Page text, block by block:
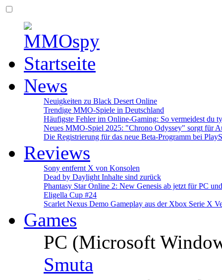
News
Neuigkeiten zu Black Desert Online
Trendige MMO-Spiele in Deutschland
Häufigste Fehler im Online-Gaming: So vermeidest du
Neues MMO-Spiel 2025: "Chrono Odyssey" sorgt für
Die Registrierung für das neue Beta-Programm bei
Reviews
Sony entfernt X von Konsolen
Dead by Daylight Inhalte sind zurück
Phantasy Star Online 2: New Genesis ab jetzt für PC
Eligella Cup #24
Scarlet Nexus Demo Gameplay aus der Xbox Serie X
Games
PC (Microsoft
Smuta